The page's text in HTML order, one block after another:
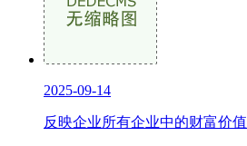
2025-09-14
反映企业所有企业中的财富价值